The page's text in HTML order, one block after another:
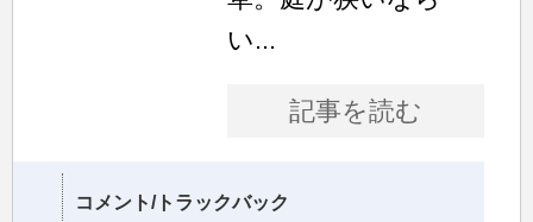
い...
記事を読む
コメント/トラックバック